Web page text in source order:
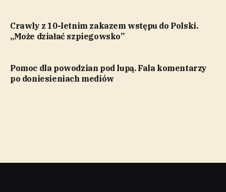
Crawly z 10-letnim zakazem wstępu do Polski.
„Może działać szpiegowsko”
Pomoc dla powodzian pod lupą. Fala komentarzy
po doniesieniach mediów